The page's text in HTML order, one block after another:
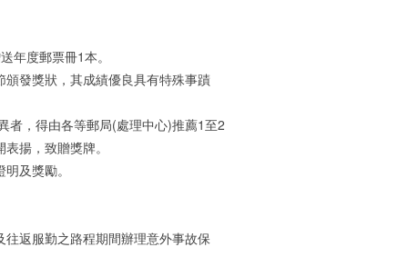
年度郵票冊1本。
發獎狀，其成績優良具有特殊事蹟
者，得由各等郵局(處理中心)推薦1至2
揚，致贈獎牌。
及獎勵。
返服勤之路程期間辦理意外事故保